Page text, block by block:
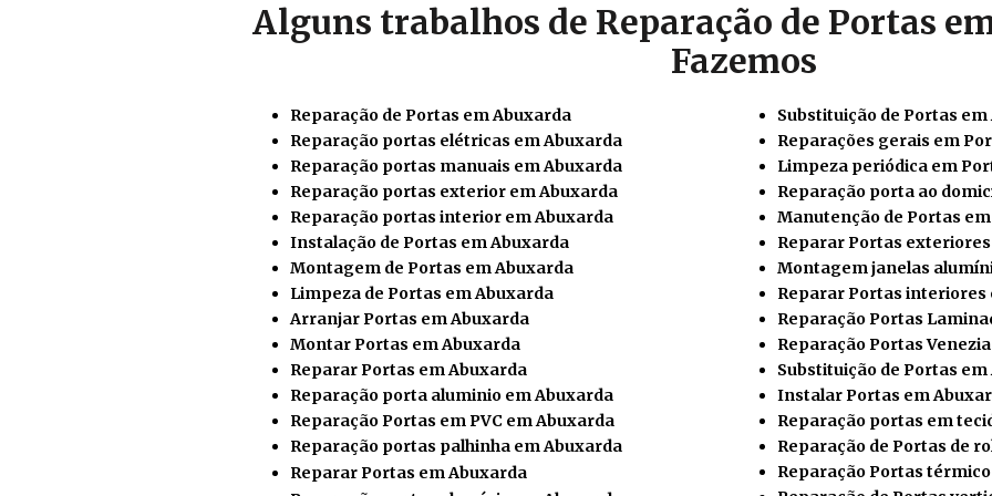
Alguns trabalhos de Reparação de Portas
Fazemos
Reparação de Portas em Abuxarda
Reparação portas elétricas em Abuxarda
Reparação portas manuais em Abuxarda
Reparação portas exterior em Abuxarda
Reparação portas interior em Abuxarda
Instalação de Portas em Abuxarda
Montagem de Portas em Abuxarda
Limpeza de Portas em Abuxarda
Arranjar Portas em Abuxarda
Montar Portas em Abuxarda
RepararPortas em Abuxarda
Reparação porta aluminio em Abuxarda
Reparação Portas em PVC em Abuxarda
Reparação portas palhinha em Abuxarda
Reparar Portas em Abuxarda
Substituição de Portas
Reparações gerais em
Limpeza periódica em
Reparação porta ao
Manutenção de Portas
Reparar Portas
Montagem janelas
Reparar Portas interiores
Reparação Portas
Reparação Portas
Substituição de Portas
InstalarPortas em
Reparação portas em
Reparação de Portas de
Reparação Portas